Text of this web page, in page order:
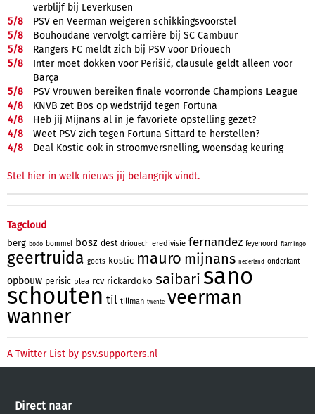
verblijf bij Leverkusen
5/8
PSV en Veerman weigeren schikkingsvoorstel
5/8
Bouhoudane vervolgt carrière bij SC Cambuur
5/8
Rangers FC meldt zich bij PSV voor Driouech
5/8
Inter moet dokken voor Perišić, clausule geldt alleen voor
Barça
5/8
PSV Vrouwen bereiken finale voorronde Champions League
4/8
KNVB zet Bos op wedstrijd tegen Fortuna
4/8
Heb jij Mijnans al in je favoriete opstelling gezet?
4/8
Weet PSV zich tegen Fortuna Sittard te herstellen?
4/8 Deal Kostic ook in stroomversnelling, woensdag keuring
Stel hier in welk nieuws jij belangrijk vindt.
Tagcloud
berg bodo bommel bosz dest driouech eredivisie fernandez feyenoord flamingo
geertruida godts kostic mauro mijnans nederland onderkant
opbouw perisic plea rcv rickardoko saibari sano
schouten til tillman twente veerman
wanner
A Twitter List by psv.supporters.nl
Direct naar